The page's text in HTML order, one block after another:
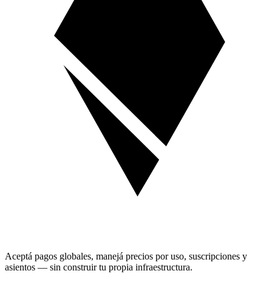
Aceptá pagos globales, manejá precios por uso, suscripciones y
asientos — sin construir tu propia infraestructura.